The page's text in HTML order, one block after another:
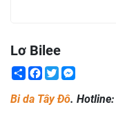
Lơ Bilee
ShareFacebook
Twitter
Bi da Tây Đô. Hotline: